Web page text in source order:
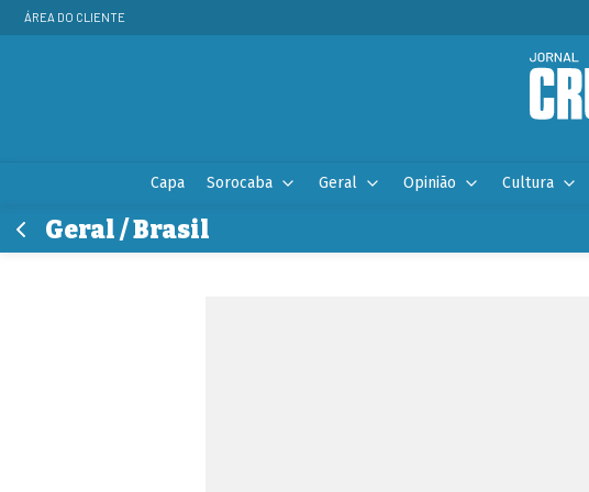
ÁREA DO CLIENTE
Capa Sorocaba Geral Opinião Cultura
Geral / Brasil